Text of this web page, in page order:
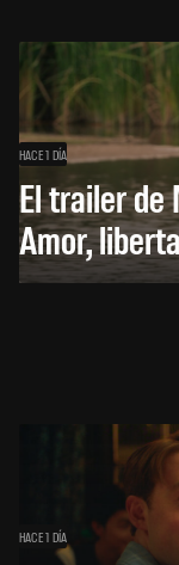
HACE 1 DÍA
El trailer de
Amor,
HACE 1 DÍA